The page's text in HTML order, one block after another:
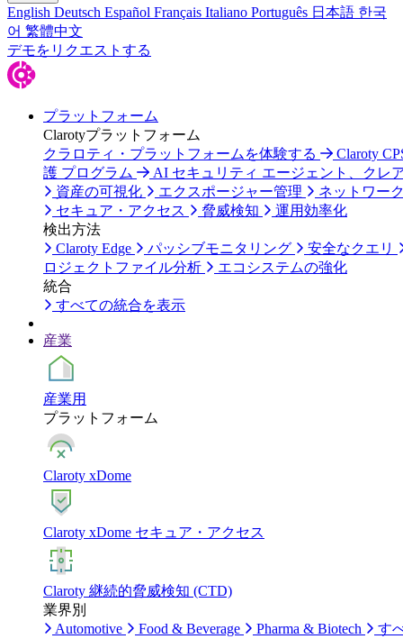
English Deutsch Español Français Italiano Português 日本語 한국
어 繁體中文
デモをリクエストする
プラットフォーム
Clarotyプラットフォーム
クラロティ・プラットフォームを体験する
Claroty
護 プログラム
AI セキュリティ エージェント、クレ
資産の可視化
エクスポージャー管理
ネットワー
セキュア・アクセス
脅威検知
運用効率化
検出方法
Claroty Edge
パッシブモニタリング
安全なクエリ
ロジェクトファイル分析
エコシステムの強化
統合
すべての統合を表示
産業
産業用
プラットフォーム
Claroty xDome
Claroty xDome セキュア・アクセス
Claroty 継続的脅威検知 (CTD)
業界別
Automotive
Food & Beverage Pharma & Biotech
す